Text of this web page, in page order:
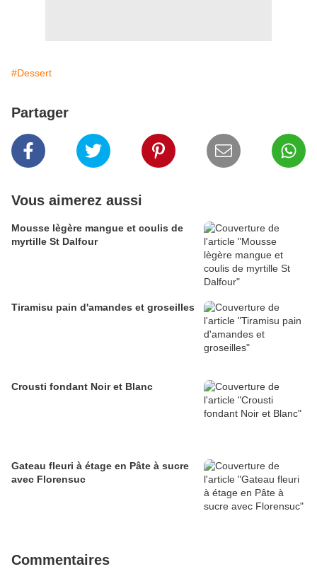
#Dessert
Partager
Vous aimerez aussi
Mousse lègère mangue et coulis de
myrtille St Dalfour
Tiramisu pain d'amandes et groseilles
Crousti fondant Noir et Blanc
Gateau fleuri à étage en Pâte à sucre
avec Florensuc
Commentaires